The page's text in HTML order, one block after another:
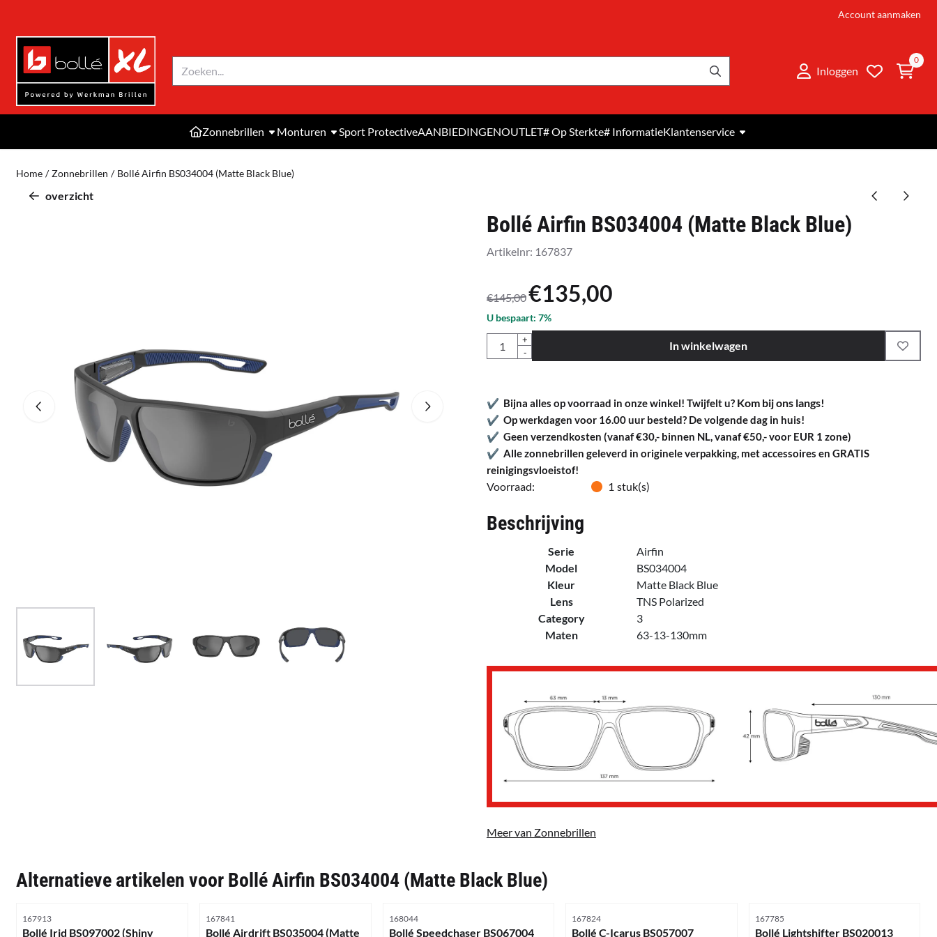
Account aanmaken
Inloggen
0
Zonnebrillen Monturen Sport ProtectiveAANBIEDINGENOUTLET# Op Sterkte# InformatieKlantenservice
Home / Zonnebrillen / Bollé Airfin BS034004 (Matte Black Blue)
overzicht
Bollé Airfin BS034004 (Matte Black Blue)
Artikelnr: 167837
€145,00€135,00
U bespaart: 7%
Aantal
+
-
In winkelwagen
✔ Bijna alles op voorraad in onze winkel! Twijfelt u? Kom bij ons langs!
✔ Op werkdagen voor 16.00 uur besteld? De volgende dag in huis!
✔ Geen verzendkosten (vanaf €30,- binnen NL, vanaf €50,- voor EUR 1 zone)
✔ Alle zonnebrillen geleverd in originele verpakking, met accessoires en GRATIS
reinigingsvloeistof!
Voorraad: 1 stuk(s)
Beschrijving
Serie
Airfin
Model
BS034004
Kleur
Matte Black Blue
Lens
TNS Polarized
Category
3
Maten
63-13-130mm
Meer van Zonnebrillen
Alternatieve artikelen voor Bollé Airfin BS034004 (Matte Black Blue)
Artikelnummer
167913
Bollé Irid BS097002 (Shiny
Artikelnummer
167841
Bollé Airdrift BS035004 (Matte
Artikelnummer
168044
Bollé Speedchaser BS067004
Artikelnummer
167824
Bollé C-Icarus BS057007
Artikelnummer
167785
Bollé Lightshifter BS020013